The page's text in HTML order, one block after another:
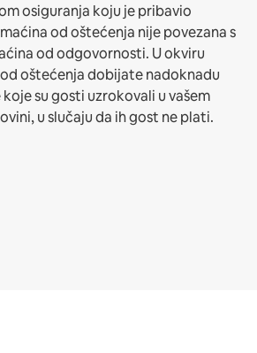
osiguranja koju je pribavio
od oštećenja nije povezana s
od odgovornosti. U okviru
oštećenja dobijate nadoknadu
su gosti uzrokovali u vašem
u slučaju da ih gost ne plati.